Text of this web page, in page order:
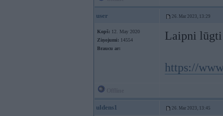
user 26. Mar 2023, 13:29
Kopš: 12. May 2020
Ziņojumi: 14554
Braucu ar:
Laipni
https://
uldens1 26. Mar 2023, 13:45